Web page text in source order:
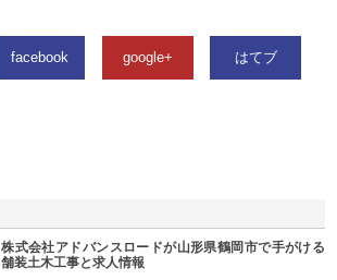
facebook google+ はてブ
株式会社アドバンスロードが山形県鶴岡市で手がける
舗装土木工事と求人情報